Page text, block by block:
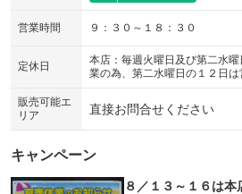
営業時間 ９：３０～１８：３０
定休日
本店：毎週火曜日及び第二水
業の為、第二水曜日の１２日は
販売可能エ
リア
直接お問合せください
キャンペーン
８／１３～１６は